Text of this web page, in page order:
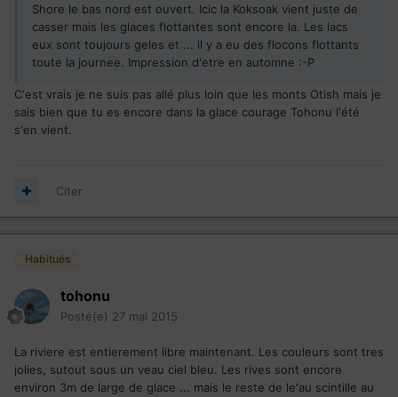
Shore le bas nord est ouvert. Icic la Koksoak vient juste de
casser mais les glaces flottantes sont encore la. Les lacs
eux sont toujours geles et ... il y a eu des flocons flottants
toute la journee. Impression d'etre en automne :-P
C'est vrais je ne suis pas allé plus loin que les monts Otish mais je
sais bien que tu es encore dans la glace courage Tohonu l'été
s'en vient.
Citer
Habitués
tohonu
Posté(e) 27 mai 2015
La riviere est entierement libre maintenant. Les couleurs sont tres
jolies, sutout sous un veau ciel bleu. Les rives sont encore
environ 3m de large de glace ... mais le reste de le'au scintille au